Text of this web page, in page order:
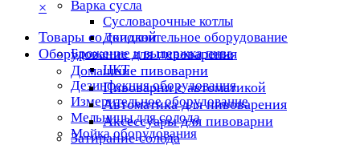
Варка сусла
Cусловарочные котлы
Дополнительное оборудование
Брожение и выдержка пива
ЦКТ
Дезинфекция оборудования
Измерительное оборудование
Мельницы для солода
Мойка оборудования
×
Товары со скидкой
Оборудование для пивоварения
Домашние пивоварни
Пивоварни с автоматикой
Автоматика для пивоварения
Аксессуары для пивоварни
Затирание солода